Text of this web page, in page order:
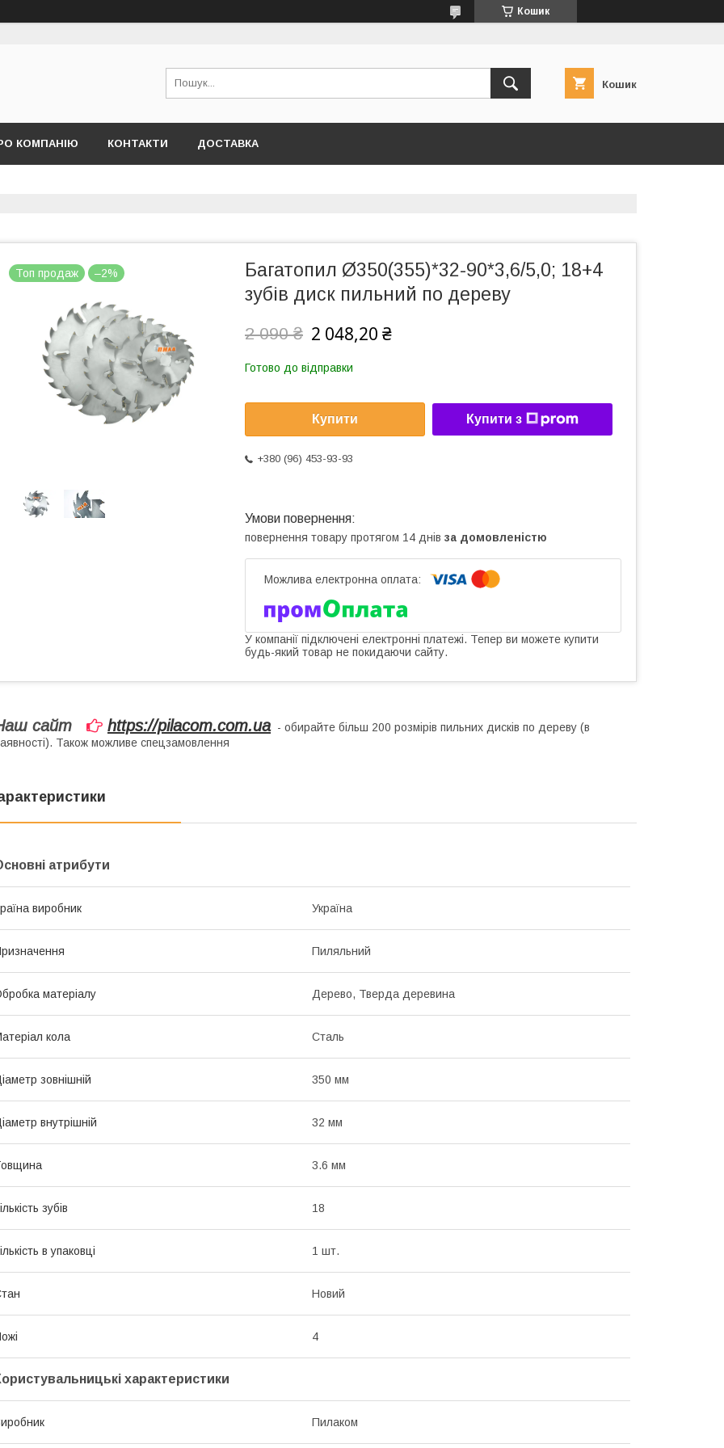
Кошик
Кошик
КОМПАНІЮ КОНТАКТИ ДОСТАВКА
Топ продаж –2%
Багатопил Ø350(355)*32-90*3,6/5,0; 18+4
зубів диск пильний по дереву
2 090 ₴ 2 048,20 ₴
Готово до відправки
Купити Купити з
+380 (96) 453-93-93
повернення товару протягом 14 днів за домовленістю
У компанії підключені електронні платежі. Тепер ви можете купити
будь-який товар не покидаючи сайту.
сайт https://pilacom.com.ua - обирайте більш 200 розмірів пильних дисків по дереву (в
Також можливе спецзамовлення
атрибути
виробник Україна
Пиляльний
матеріалу Дерево, Тверда деревина
кола Сталь
зовнішній 350 мм
внутрішній 32 мм
3.6 мм
зубів 18
в упаковці 1 шт.
Новий
4
характеристики
Пилаком